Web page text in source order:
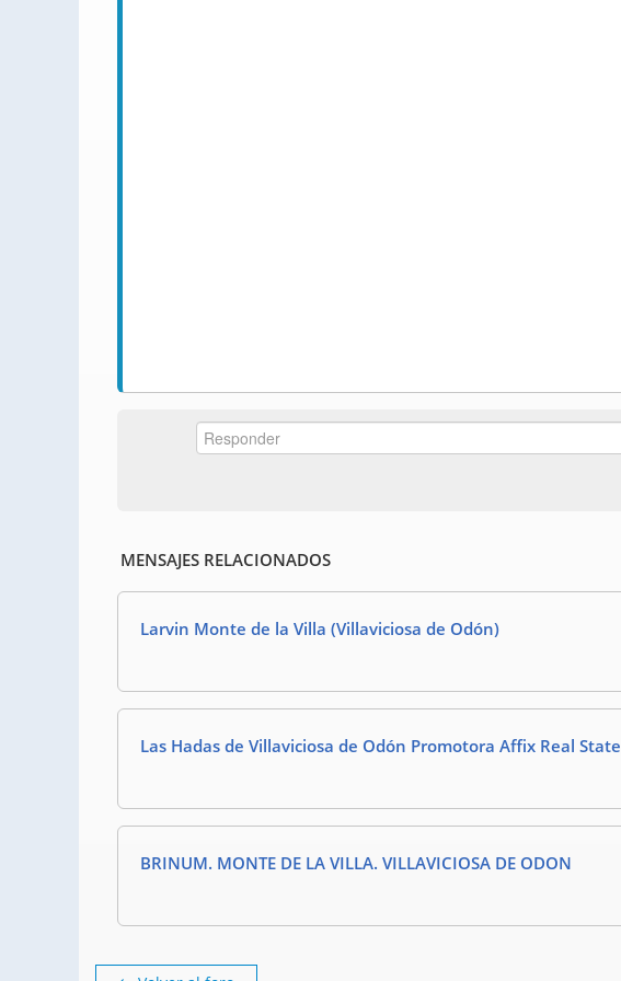
MENSAJES RELACIONADOS
Larvin Monte de la Villa (Villaviciosa de Odón)
Las Hadas de Villaviciosa de Odón Promotora Affix Real State
BRINUM. MONTE DE LA VILLA. VILLAVICIOSA DE ODON